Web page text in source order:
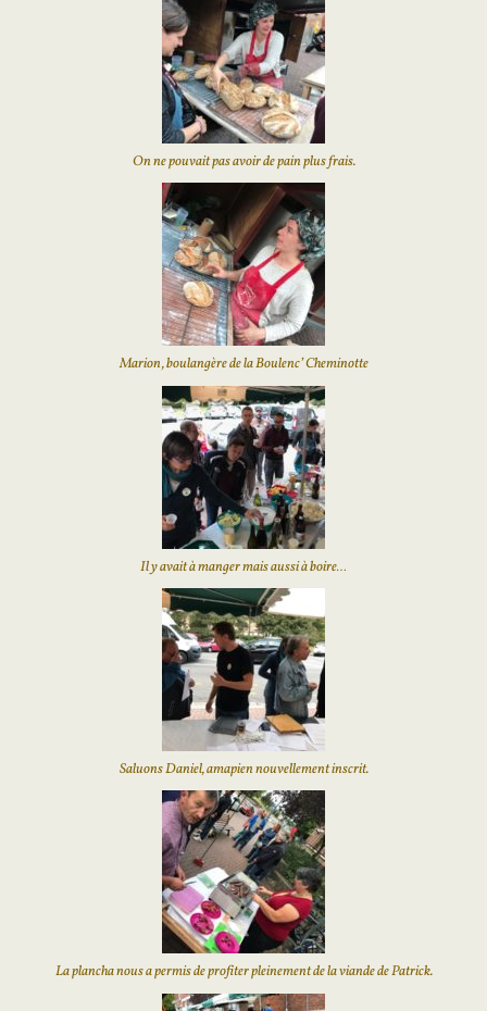
On ne pouvait pas avoir de pain plus frais.
Marion, boulangère de la Boulenc’ Cheminotte
Il y avait à manger mais aussi à boire…
Saluons Daniel, amapien nouvellement inscrit.
La plancha nous a permis de profiter pleinement de la viande de Patrick.